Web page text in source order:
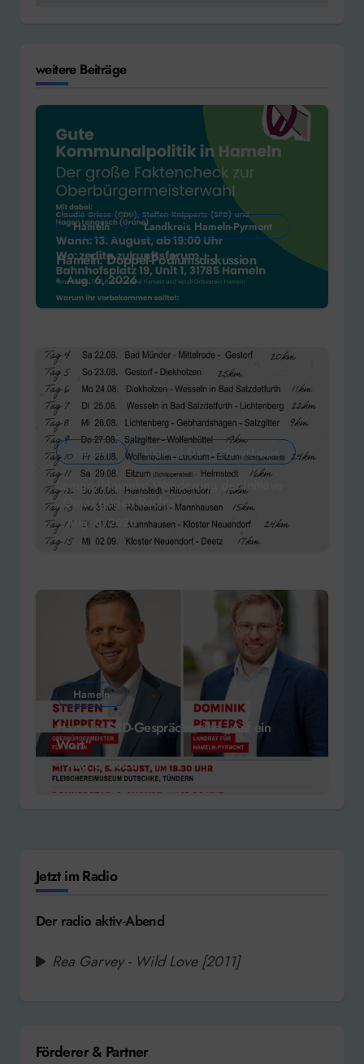
weitere Beiträge
Hameln Landkreis Hameln-Pyrmont
Hameln: Doppel-Podiumsdiskussion
Aug. 6, 2026
Hameln Lügde / Ostwestfalen-Lippe
Lemgo/Hameln: Wanderung der Initiave
„Omas gegen Rechts“
Aug. 6, 2026
Hameln
Hameln: SPD-Gesprächsreihe „Auf ein
Wort“
Aug. 6, 2026
Jetzt im Radio
Der radio aktiv-Abend
Rea Garvey - Wild Love [2011]
Förderer & Partner